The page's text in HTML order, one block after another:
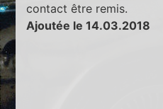
contact être remis.
Ajoutée le 14.03.2018